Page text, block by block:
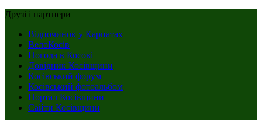
Друзі і партнери
Відпочинок у Карпатах
ВелоКосів
Погода в Косові
Довідник Косівщини
Косівський форум
Косівський фотоальбом
Портал Косівщини
Сайти Косівщини